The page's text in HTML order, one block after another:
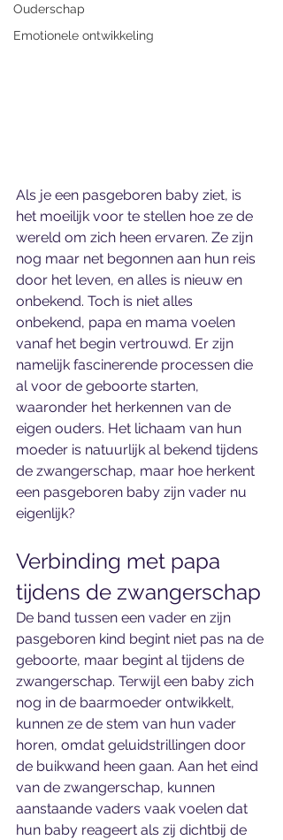
Ouderschap
Emotionele ontwikkeling
Als je een pasgeboren baby ziet, is
het moeilijk voor te stellen hoe ze de
wereld om zich heen ervaren. Ze zijn
nog maar net begonnen aan hun reis
door het leven, en alles is nieuw en
onbekend. Toch is niet alles
onbekend, papa en mama voelen
vanaf het begin vertrouwd. Er zijn
namelijk fascinerende processen die
al voor de geboorte starten,
waaronder het herkennen van de
eigen ouders. Het lichaam van hun
moeder is natuurlijk al bekend tijdens
de zwangerschap, maar hoe herkent
een pasgeboren baby zijn vader nu
eigenlijk?
Verbinding met papa
tijdens de zwangerschap
De band tussen een vader en zijn
pasgeboren kind begint niet pas na de
geboorte, maar begint al tijdens de
zwangerschap. Terwijl een baby zich
nog in de baarmoeder ontwikkelt,
kunnen ze de stem van hun vader
horen, omdat geluidstrillingen door
de buikwand heen gaan. Aan het eind
van de zwangerschap, kunnen
aanstaande vaders vaak voelen dat
hun baby reageert als zij dichtbij de